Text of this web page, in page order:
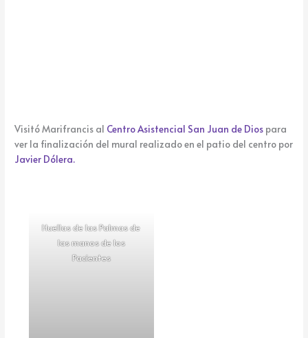
Visitó Marifrancis al Centro Asistencial San Juan de Dios para
ver la finalización del mural realizado en el patio del centro por
Javier Dólera.
Huellas de las Palmas de
las manos de los
Pacientes